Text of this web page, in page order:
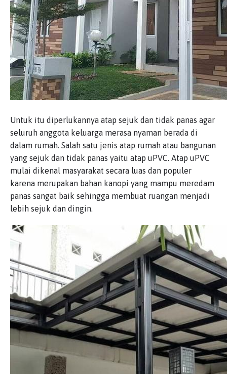
Untuk itu diperlukannya atap sejuk dan tidak panas agar
seluruh anggota keluarga merasa nyaman berada di
dalam rumah. Salah satu jenis atap rumah atau bangunan
yang sejuk dan tidak panas yaitu atap uPVC. Atap uPVC
mulai dikenal masyarakat secara luas dan populer
karena merupakan bahan kanopi yang mampu meredam
panas sangat baik sehingga membuat ruangan menjadi
lebih sejuk dan dingin.